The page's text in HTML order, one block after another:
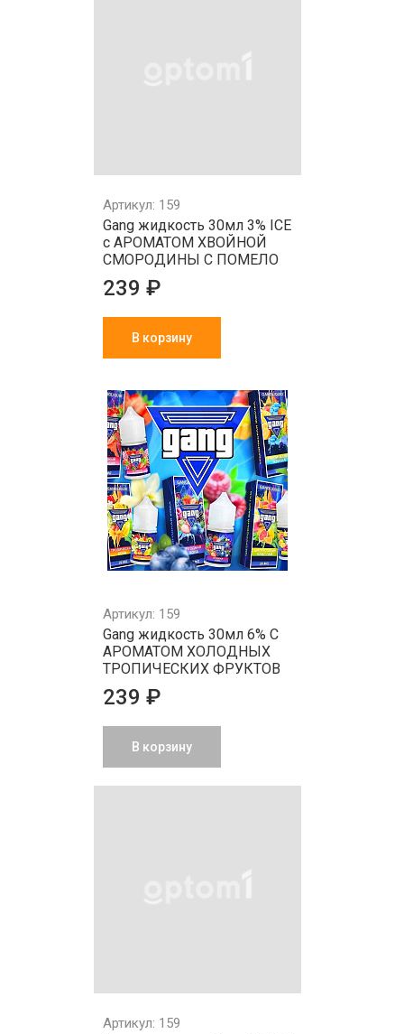
Артикул: 159
Gang жидкость 30мл 3% ICE
с АРОМАТОМ ХВОЙНОЙ
СМОРОДИНЫ С ПОМЕЛО
239 ₽
В корзину
Артикул: 159
Gang жидкость 30мл 6% С
АРОМАТОМ ХОЛОДНЫХ
ТРОПИЧЕСКИХ ФРУКТОВ
239 ₽
В корзину
Артикул: 159